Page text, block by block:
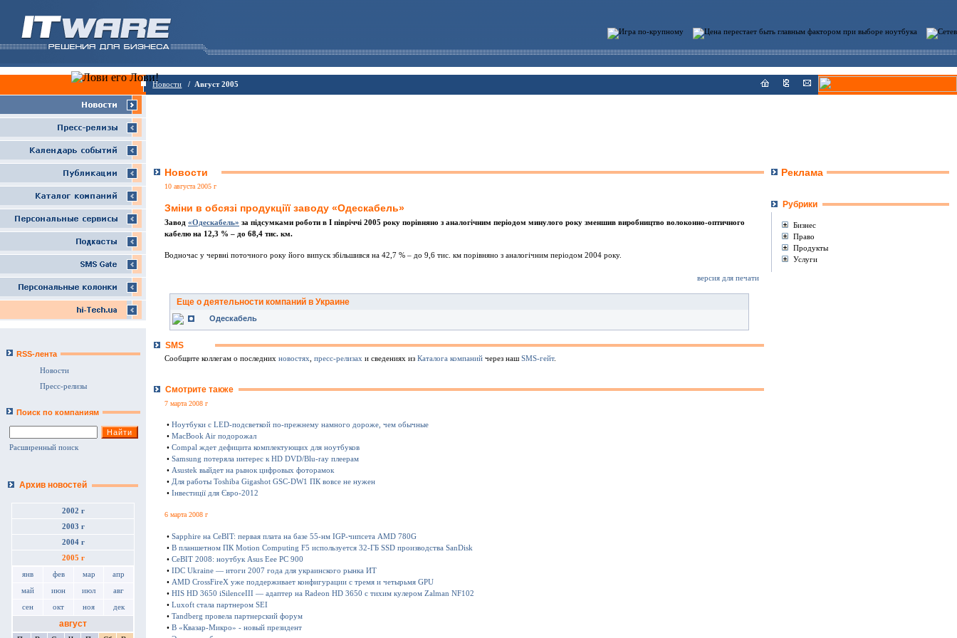
Новости / Август 2005
RSS-лента
Новости
Пресс-релизы
Поиск по компаниям
Расширенный поиск
Архив новостей
2002 г
2003 г
2004 г
2005 г
янв фев мар апр
май июн июл авг
сен окт ноя дек
август
Новости
10 августа 2005 г
Зміни в обсязі продукціїї заводу «Одескабель»
Завод «Одескабель» за підсумками роботи в I півріччі 2005 року порівняно з аналогічним періодом минулого року зменшив виробництво волоконно-оптичного
кабелю на 12,3 % – до 68,4 тис. км.
Водночас у червні поточного року його випуск збільшився на 42,7 % – до 9,6 тис. км порівняно з аналогічним періодом 2004 року.
версия для печати
Еще о деятельности компаний в Украине
Одескабель
SMS
Сообщите коллегам о последних новостях, пресс-релизах и сведениях из Каталога компаний через нашSMS-гейт.
Смотрите также
7 марта 2008 г
• Ноутбуки с LED-подсветкой по-прежнему намного дороже, чем обычные
• MacBook Air подорожал
• Compal ждет дефицита комплектующих для ноутбуков
• Samsung потеряла интерес к HD DVD/Blu-ray плеерам
• Asustek выйдет на рынок цифровых фоторамок
• Для работы Toshiba Gigashot GSC-DW1 ПК вовсе не нужен
• Інвестиції для Євро-2012
6 марта 2008 г
• Sapphire на CeBIT: первая плата на базе 55-нм IGP-чипсета AMD 780G
• В планшетном ПК Motion Computing F5 используется 32-ГБ SSD производства SanDisk
• CeBIT 2008: ноутбук Asus Eee PC 900
• IDC Ukraine — итоги 2007 года для украинского рынка ИТ
• AMD CrossFireX уже поддерживает конфигурации с тремя и четырьмя GPU
• HIS HD 3650 iSilenceIII — адаптер на Radeon HD 3650 с тихим кулером Zalman NF102
• Luxoft стала партнером SEI
• Tandberg провела партнерский форум
• В «Квазар-Микро» - новый президент
Реклама
Рубрики
Бизнес
Право
Продукты
Услуги